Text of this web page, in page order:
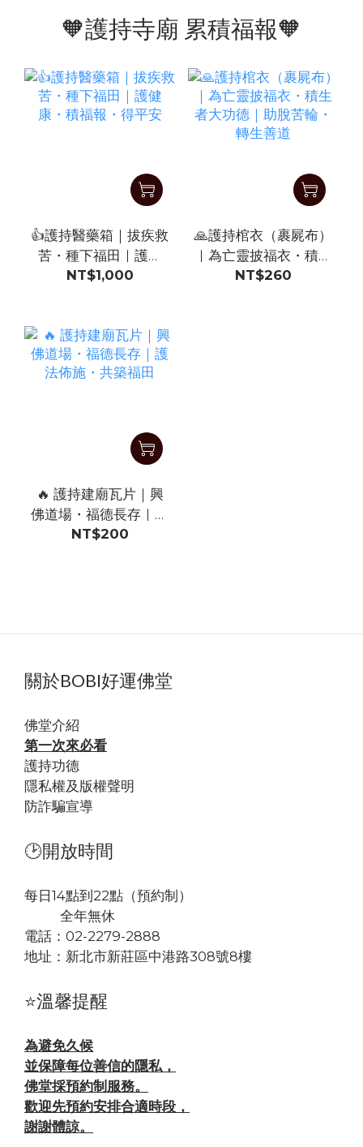
🧡護持寺廟 累積福報🧡
👍護持醫藥箱｜拔疾救
苦・種下福田｜護健
康・積福報・得平安
NT$1,000
🙏護持棺衣（裹屍布）
｜為亡靈披福衣・積生
者大功德｜助脫苦輪・
NT$260
🔥 護持建廟瓦片｜興
佛道場・福德長存｜護
法佈施・共築福田
NT$200
關於BOBI好運佛堂
佛堂介紹
第一次來必看
護持功德
隱私權及版權聲明
防詐騙宣導
🕑開放時間
每日14點到22點（預約制）
全年無休
電話：02-2279-2888
地址： 新北市新莊區中港路308號8樓
⭐溫馨提醒
為避免久候
並保障每位善信的隱私，
佛堂採預約制服務。
歡迎先預約安排合適時段，
謝謝體諒。